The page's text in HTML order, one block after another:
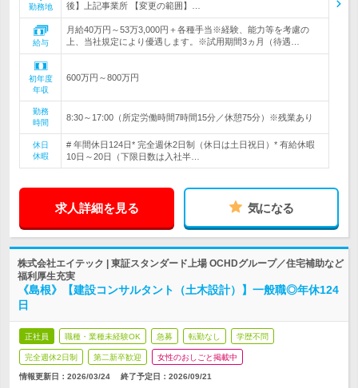
勤務地
後】上記事業所 【変更の範囲】…
給与
月給40万円～53万3,000円＋各種手当※経験、能力等を考慮の
上、当社規定により優遇します。※試用期間3ヵ月（待遇…
初年度
年収
600万円～800万円
勤務
時間
8:30～17:00（所定労働時間7時間15分／休憩75分）※残業あり
休日
休暇
# 年間休日124日* 完全週休2日制（休日は土日祝日）* 有給休暇
10日～20日（下限日数は入社半…
求人詳細を見る 気になる
株式会社エイテック | 東証スタンダード上場 OCHDグループ／住宅補助など
福利厚生充実
《島根》【建設コンサルタント（土木設計）】一般職◎年休124
日
正社員 職種・業種未経験OK 急募 転勤なし 学歴不問
完全週休2日制 第二新卒歓迎 女性のおしごと掲載中
情報更新日：2026/03/24 終了予定日： 2026/09/21